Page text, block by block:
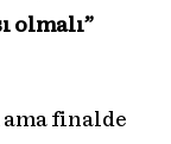
olmalı”
ama finalde